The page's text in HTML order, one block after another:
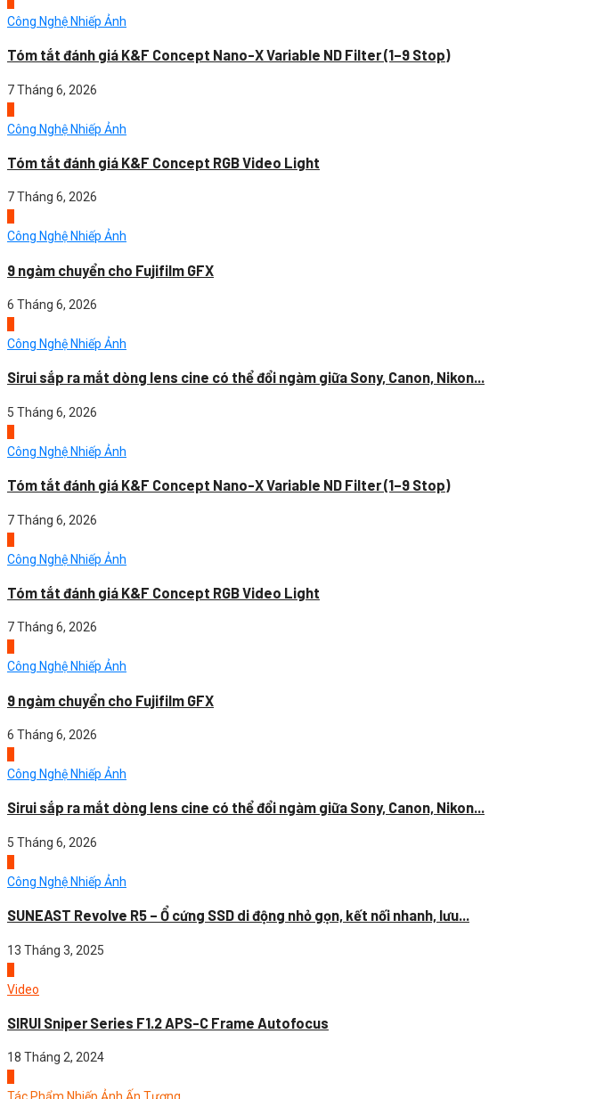
Công Nghệ Nhiếp Ảnh
Tóm tắt đánh giá K&F Concept Nano-X Variable ND Filter (1–9 Stop)
7 Tháng 6, 2026
Công Nghệ Nhiếp Ảnh
Tóm tắt đánh giá K&F Concept RGB Video Light
7 Tháng 6, 2026
Công Nghệ Nhiếp Ảnh
9 ngàm chuyển cho Fujifilm GFX
6 Tháng 6, 2026
Công Nghệ Nhiếp Ảnh
Sirui sắp ra mắt dòng lens cine có thể đổi ngàm giữa Sony, Canon, Nikon...
5 Tháng 6, 2026
Công Nghệ Nhiếp Ảnh
Tóm tắt đánh giá K&F Concept Nano-X Variable ND Filter (1–9 Stop)
7 Tháng 6, 2026
Công Nghệ Nhiếp Ảnh
Tóm tắt đánh giá K&F Concept RGB Video Light
7 Tháng 6, 2026
Công Nghệ Nhiếp Ảnh
9 ngàm chuyển cho Fujifilm GFX
6 Tháng 6, 2026
Công Nghệ Nhiếp Ảnh
Sirui sắp ra mắt dòng lens cine có thể đổi ngàm giữa Sony, Canon, Nikon...
5 Tháng 6, 2026
Công Nghệ Nhiếp Ảnh
SUNEAST Revolve R5 – Ổ cứng SSD di động nhỏ gọn, kết nối nhanh, lưu...
13 Tháng 3, 2025
Video
SIRUI Sniper Series F1.2 APS-C Frame Autofocus
18 Tháng 2, 2024